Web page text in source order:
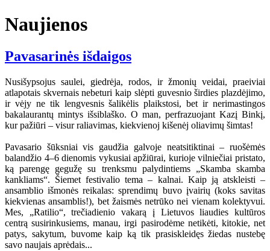
Naujienos
Pavasarinės išdaigos
Nusišypsojus saulei, giedrėja, rodos, ir žmonių veidai, praeiviai
atlapotais skvernais nebeturi kaip slėpti guvesnio širdies plazdėjimo,
ir vėjy ne tik lengvesnis šalikėlis plaikstosi, bet ir nerimastingos
bakalaurantų mintys išsiblaško. O man, perfrazuojant Kazį Binkį,
kur pažiūri – visur raliavimas, kiekvienoj kišenėj oliavimų šimtas!
Pavasario šūksniai vis gaudžia galvoje neatsitiktinai – ruošėmės
balandžio 4–6 dienomis vykusiai apžiūrai, kurioje vilniečiai pristato,
ką parengę gegužę su trenksmu palydintiems „Skamba skamba
kankliams“. Šiemet festivalio tema – kalnai. Kaip ją atskleisti –
ansamblio išmonės reikalas: sprendimų buvo įvairių (koks savitas
kiekvienas ansamblis!), bet žaismės netrūko nei vienam kolektyvui.
Mes, „Ratilio“, trečiadienio vakarą į Lietuvos liaudies kultūros
centrą susirinkusiems, manau, irgi pasirodėme netikėti, kitokie, net
patys, sakytum, buvome kaip ką tik prasiskleidęs žiedas nustebę
savo naujais aprėdais...